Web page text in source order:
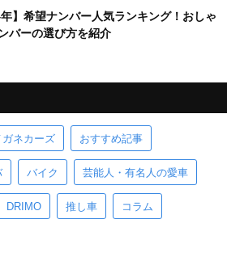
年】希望ナンバー人気ランキング！おしゃ
バーの選び方を紹介
ガネカーズ おすすめ記事
バイク 芸能人・有名人の愛車
DRIMO 推し車 コラム